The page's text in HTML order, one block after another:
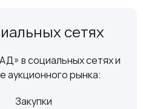
сетях
в социальных сетях и
аукционного рынка:
Закупки